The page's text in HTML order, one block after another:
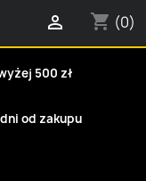
shopping_cart (0)

500 zł
od zakupu